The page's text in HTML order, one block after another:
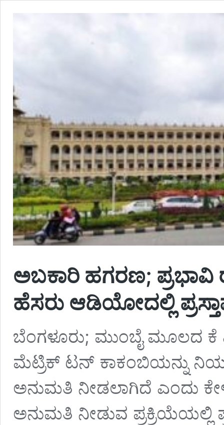
ಅಬಕಾರಿ ಹಗರಣ; ಪ್ರಭಾವಿ
ಹೆಸರು ಆಡಿಯೋದಲ್ಲಿ
ಬೆಂಗಳೂರು; ಮುಂಬೈ ಮೂಲದ
ಮೆಟ್ರಿಕ್‌ ಟನ್‌ ಕಾಕಂಬಿಯನ್ನು
ಅನುಮತಿ ನೀಡಲಾಗಿದೆ ಎಂದು
ಅನುಮತಿ ನೀಡುವ ಪ್ರಕ್ರಿಯೆಯಲ್ಲಿ